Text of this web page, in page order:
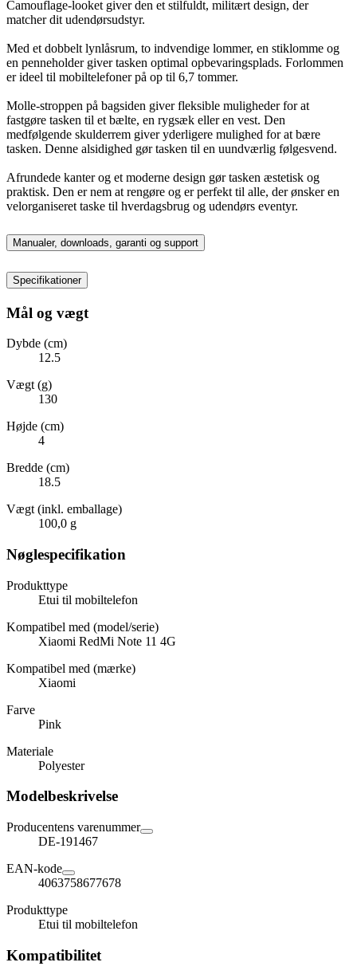
Camouflage-looket giver den et stilfuldt, militært design, der
matcher dit udendørsudstyr.
Med et dobbelt lynlåsrum, to indvendige lommer, en stiklomme og
en penneholder giver tasken optimal opbevaringsplads. Forlommen
er ideel til mobiltelefoner på op til 6,7 tommer.
Molle-stroppen på bagsiden giver fleksible muligheder for at
fastgøre tasken til et bælte, en rygsæk eller en vest. Den
medfølgende skulderrem giver yderligere mulighed for at bære
tasken. Denne alsidighed gør tasken til en uundværlig følgesvend.
Afrundede kanter og et moderne design gør tasken æstetisk og
praktisk. Den er nem at rengøre og er perfekt til alle, der ønsker en
velorganiseret taske til hverdagsbrug og udendørs eventyr.
Manualer, downloads, garanti og support
Specifikationer
Mål og vægt
Dybde (cm)
12.5
Vægt (g)
130
Højde (cm)
4
Bredde (cm)
18.5
Vægt (inkl. emballage)
100,0 g
Nøglespecifikation
Produkttype
Etui til mobiltelefon
Kompatibel med (model/serie)
Xiaomi RedMi Note 11 4G
Kompatibel med (mærke)
Xiaomi
Farve
Pink
Materiale
Polyester
Modelbeskrivelse
Producentens varenummer
DE-191467
EAN-kode
4063758677678
Produkttype
Etui til mobiltelefon
Kompatibilitet